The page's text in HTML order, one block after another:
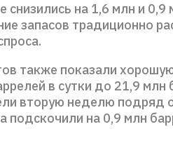
снизились на 1,6 млн и 0,9
запасов традиционно
также показали
в сутки до 21,9 млн
вторую неделю подряд
подскочили на 0,9 млн